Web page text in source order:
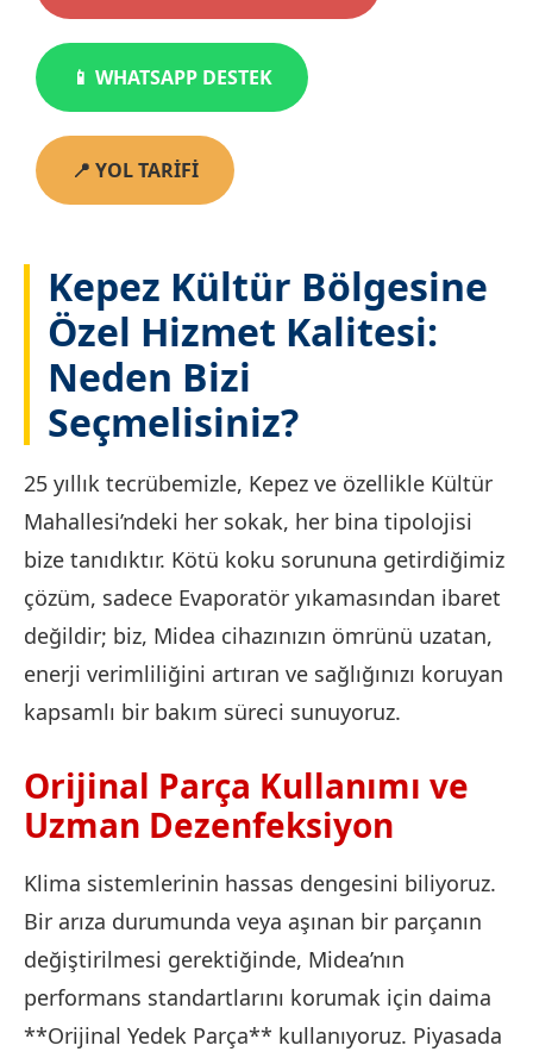
📱 WHATSAPP DESTEK
📍 YOL TARİFİ
Kepez Kültür Bölgesine
Özel Hizmet Kalitesi:
Neden Bizi
Seçmelisiniz?
25 yıllık tecrübemizle, Kepez ve özellikle Kültür
Mahallesi’ndeki her sokak, her bina tipolojisi
bize tanıdıktır. Kötü koku sorununa getirdiğimiz
çözüm, sadece Evaporatör yıkamasından ibaret
değildir; biz, Midea cihazınızın ömrünü uzatan,
enerji verimliliğini artıran ve sağlığınızı koruyan
kapsamlı bir bakım süreci sunuyoruz.
Orijinal Parça Kullanımı ve
Uzman Dezenfeksiyon
Klima sistemlerinin hassas dengesini biliyoruz.
Bir arıza durumunda veya aşınan bir parçanın
değiştirilmesi gerektiğinde, Midea’nın
performans standartlarını korumak için daima
**Orijinal Yedek Parça** kullanıyoruz. Piyasada